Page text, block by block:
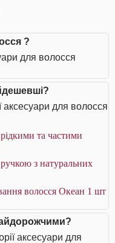
?
для волосся
аксесуари для волосся
та частими
з натуральних
волосся Океан 1 шт
аксесуари для